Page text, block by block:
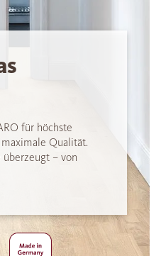
für höchste
Qualität.
überzeugt – von